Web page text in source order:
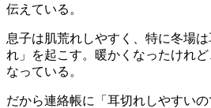
伝えている。
息子は肌荒れしやすく、特に冬場
れ」を起こす。暖かくなったけれ
なっている。
だから連絡帳に「耳切れしやすい